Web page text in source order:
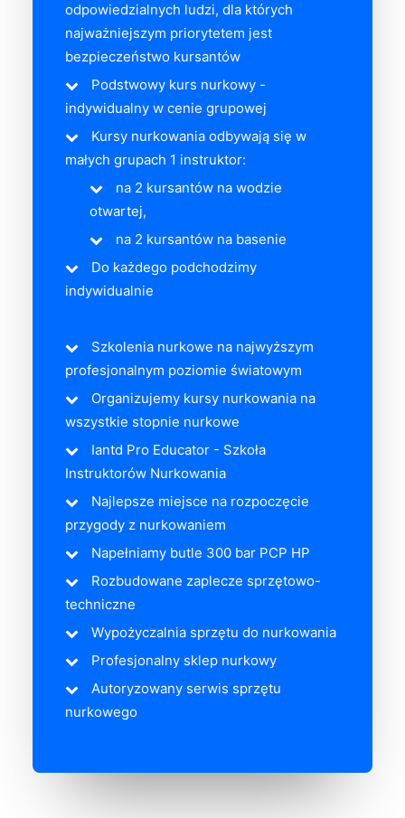
odpowiedzialnych ludzi, dla których
najważniejszym priorytetem jest
bezpieczeństwo kursantów
Podstwowy kurs nurkowy -
indywidualny w cenie grupowej
Kursy nurkowania odbywają się w
małych grupach 1 instruktor:
na 2 kursantów na wodzie
otwartej,
na 2 kursantów na basenie
Do każdego podchodzimy
indywidualnie
Szkolenia nurkowe na najwyższym
profesjonalnym poziomie światowym
Organizujemy kursy nurkowania na
wszystkie stopnie nurkowe
Iantd Pro Educator - Szkoła
Instruktorów Nurkowania
Najlepsze miejsce na rozpoczęcie
przygody z nurkowaniem
Napełniamy butle 300 bar PCP HP
Rozbudowane zaplecze sprzętowo-
techniczne
Wypożyczalnia sprzętu do nurkowania
Profesjonalny sklep nurkowy
Autoryzowany serwis sprzętu
nurkowego